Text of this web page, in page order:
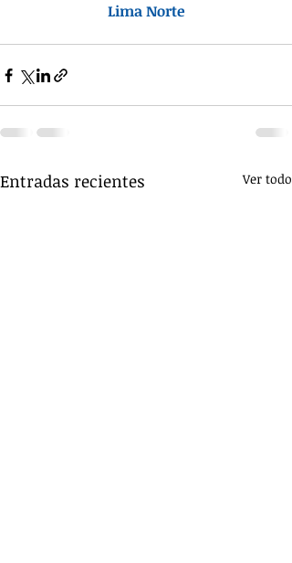
Lima Norte
Entradas recientes Ver todo